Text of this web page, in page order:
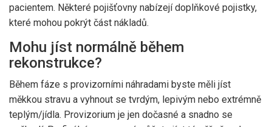
pacientem. Některé pojišťovny nabízejí doplňkové pojistky,
které mohou pokrýt část nákladů.
Mohu jíst normálně během
rekonstrukce?
Během fáze s provizorními náhradami byste měli jíst
měkkou stravu a vyhnout se tvrdým, lepivým nebo extrémně
teplým/jídla. Provizorium je jen dočasné a snadno se